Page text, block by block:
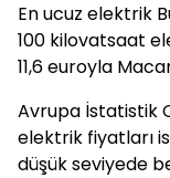
En ucuz elektrik
100 kilovatsaat
11,6 euroyla
Avrupa İstatistik
elektrik fiyatları
düşük seviyede